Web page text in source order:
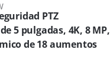
PTZ
5 pulgadas, 4K, 8 MP,
de 18 aumentos